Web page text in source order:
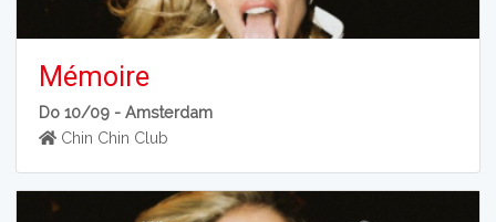
Mémoire
Do 10/09 -Amsterdam
Chin Chin Club